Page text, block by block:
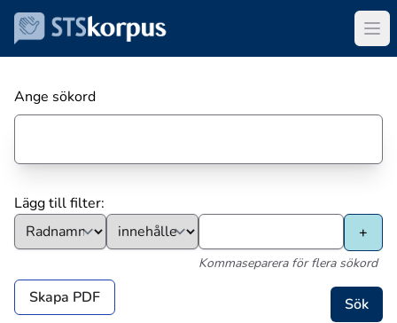
Ange sökord
Lägg till filter:
Kommaseparera för flera sökord
Skapa PDF